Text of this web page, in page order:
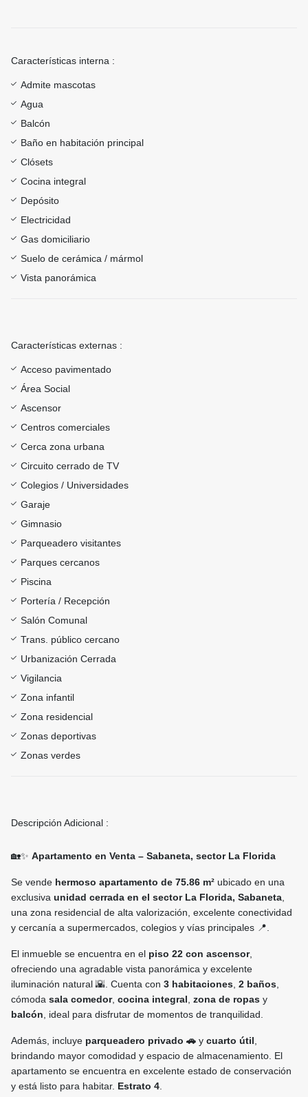
Características interna :
Admite mascotas
Agua
Balcón
Baño en habitación principal
Clósets
Cocina integral
Depósito
Electricidad
Gas domiciliario
Suelo de cerámica / mármol
Vista panorámica
Características externas :
Acceso pavimentado
Área Social
Ascensor
Centros comerciales
Cerca zona urbana
Circuito cerrado de TV
Colegios / Universidades
Garaje
Gimnasio
Parqueadero visitantes
Parques cercanos
Piscina
Portería / Recepción
Salón Comunal
Trans. público cercano
Urbanización Cerrada
Vigilancia
Zona infantil
Zona residencial
Zonas deportivas
Zonas verdes
Descripción Adicional :
🏡✨ Apartamento en Venta – Sabaneta, sector La Florida
Se vende hermoso apartamento de 75.86 m² ubicado en una
exclusiva unidad cerrada en el sector La Florida, Sabaneta
una zona residencial de alta valorización, excelente conectividad
y cercanía a supermercados, colegios y vías principales 📍.
El inmueble se encuentra en el piso 22 con ascensor,
ofreciendo una agradable vista panorámica y excelente
iluminación natural 🌇. Cuenta con 3 habitaciones 2 baños
cómoda sala comedor, cocina integral zona de ropas y
balcón , ideal para disfrutar de momentos de tranquilidad.
Además, incluye parqueadero privado 🚗 y cuarto útil
brindando mayor comodidad y espacio de almacenamiento. El
apartamento se encuentra en excelente estado de conservación
y está listo para habitar. Estrato 4